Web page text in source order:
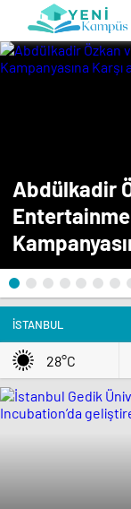
Abdülkadir
28°C